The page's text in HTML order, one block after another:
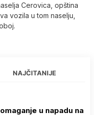
Cerovica, opština
vozila u tom naselju,
NAJČITANIJE
u napadu na